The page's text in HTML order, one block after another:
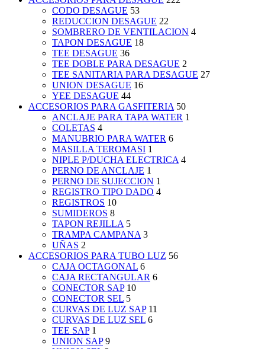
CODO DESAGUE 53
REDUCCION DESAGUE 22
SOMBRERO DE VENTILACION 4
TAPON DESAGUE 18
TEE DESAGUE 36
TEE DOBLE PARA DESAGUE 2
TEE SANITARIA PARA DESAGUE 27
UNION DESAGUE 16
YEE DESAGUE 44
ACCESORIOS PARA GASFITERIA 50
ANCLAJE PARA TAPA WATER 1
COLETAS 4
MANUBRIO PARA WATER 6
MASILLA TEROMASI 1
NIPLE P/DUCHA ELECTRICA 4
PERNO DE ANCLAJE 1
PERNO DE SUJECCION 1
REGISTRO TIPO DADO 4
REGISTROS 10
SUMIDEROS 8
TAPON REJILLA 5
TRAMPA CAMPANA 3
UÑAS 2
ACCESORIOS PARA TUBO LUZ 56
CAJA OCTAGONAL 6
CAJA RECTANGULAR 6
CONECTOR SAP 10
CONECTOR SEL 5
CURVAS DE LUZ SAP 11
CURVAS DE LUZ SEL 6
TEE SAP 1
UNION SAP 9